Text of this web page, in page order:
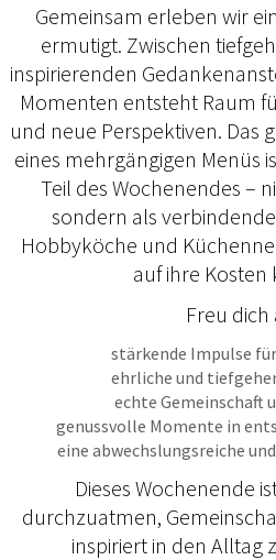
Gemeinsam erleben wir
ermutigt. Zwischen
inspirierenden
Momenten entsteht Raum
und neue Perspektiven. Das
eines mehrgängigen Menüs
Teil des Wochenendes –
sondern als
Hobbyköche und
auf ihre
Freu dich
stärkende Impulse
ehrliche und
echte Gemeinschaft
genussvolle Momente in
eine abwechslungsreiche
Dieses Wochenende
durchzuatmen,
inspiriert in den Alltag